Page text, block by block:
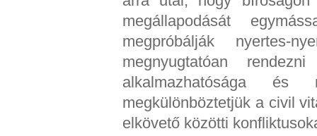
megállapodását
megpróbálják nyertes-
megnyugtatóan
alkalmazhatósága
megkülönböztetjük a civil
elkövető közötti